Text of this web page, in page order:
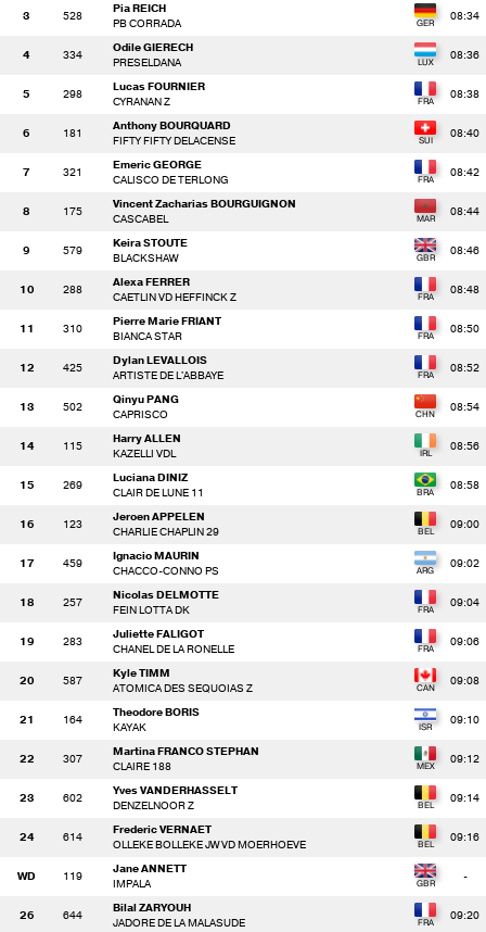
3 528
Pia REICH
PB CORRADA
08:34
4 334
Odile GIERECH
PRESELDANA
08:36
5 298
Lucas FOURNIER
CYRANAN Z
08:38
6 181
Anthony BOURQUARD
FIFTY FIFTY DELACENSE
08:40
7 321
Emeric GEORGE
CALISCO DE TERLONG
08:42
8 175
Vincent Zacharias BOURGUIGNON
CASCABEL
08:44
9 579
Keira STOUTE
BLACKSHAW
08:46
10 288
Alexa FERRER
CAETLIN VD HEFFINCK Z
08:48
11 310
Pierre Marie FRIANT
BIANCA STAR
08:50
12 425
Dylan LEVALLOIS
ARTISTE DE L'ABBAYE
08:52
13 502
Qinyu PANG
CAPRISCO
08:54
14 115
Harry ALLEN
KAZELLI VDL
08:56
15 269
Luciana DINIZ
CLAIR DE LUNE 11
08:58
16 123
Jeroen APPELEN
CHARLIE CHAPLIN 29
09:00
17 459
Ignacio MAURIN
CHACCO-CONNO PS
09:02
18 257
Nicolas DELMOTTE
FEIN LOTTA DK
09:04
19 283
Juliette FALIGOT
CHANEL DE LA RONELLE
09:06
20 587
Kyle TIMM
ATOMICA DES SEQUOIAS Z
09:08
21 164
Theodore BORIS
KAYAK
09:10
22 307
Martina FRANCO STEPHAN
CLAIRE 188
09:12
23 602
Yves VANDERHASSELT
DENZELNOOR Z
09:14
24 614
Frederic VERNAET
OLLEKE BOLLEKE JW VD MOERHOEVE
09:16
WD 119
Jane ANNETT
IMPALA
-
26 644
Bilal ZARYOUH
JADORE DE LA MALASUDE
09:20